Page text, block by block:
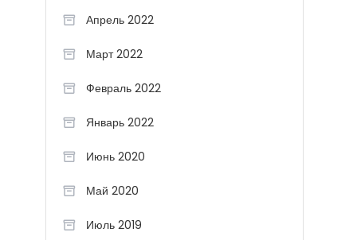
Апрель 2022
Март 2022
Февраль 2022
Январь 2022
Июнь 2020
Май 2020
Июль 2019